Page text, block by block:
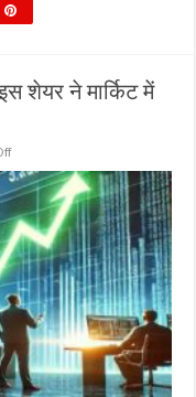
शेयर ने मार्किट में
on
ही
दिन
निवेशक
हो
गए
अमीर,
इस
शेयर
ने
मार्किट
मचाया
धमाल